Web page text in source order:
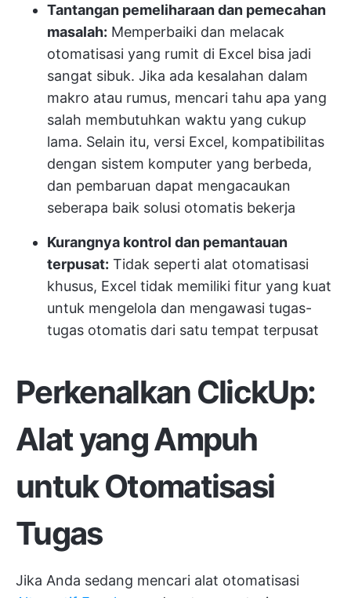
Tantangan pemeliharaan dan pemecahan
masalah: Memperbaiki dan melacak
otomatisasi yang rumit di Excel bisa jadi
sangat sibuk. Jika ada kesalahan dalam
makro atau rumus, mencari tahu apa yang
salah membutuhkan waktu yang cukup
lama. Selain itu, versi Excel, kompatibilitas
dengan sistem komputer yang berbeda,
dan pembaruan dapat mengacaukan
seberapa baik solusi otomatis bekerja
Kurangnya kontrol dan pemantauan
terpusat: Tidak seperti alat otomatisasi
khusus, Excel tidak memiliki fitur yang kuat
untuk mengelola dan mengawasi tugas-
tugas otomatis dari satu tempat terpusat
Perkenalkan ClickUp:
Alat yang Ampuh
untuk Otomatisasi
Tugas
Jika Anda sedang mencari alat otomatisasi